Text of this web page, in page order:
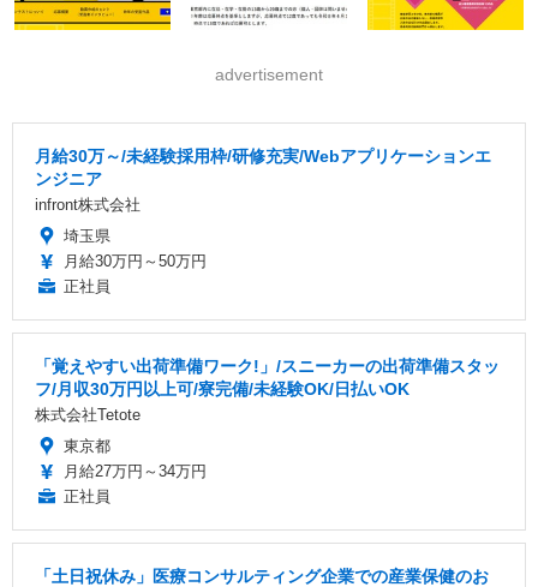
advertisement
月給30万～/未経験採用枠/研修充実/Webアプリケーションエ
ンジニア
infront株式会社
埼玉県
月給30万円～50万円
正社員
「覚えやすい出荷準備ワーク!」/スニーカーの出荷準備スタッ
フ/月収30万円以上可/寮完備/未経験OK/日払いOK
株式会社Tetote
東京都
月給27万円～34万円
正社員
「土日祝休み」医療コンサルティング企業での産業保健のお